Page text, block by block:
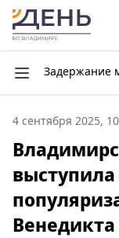
Задержание
4 сентября 2025,